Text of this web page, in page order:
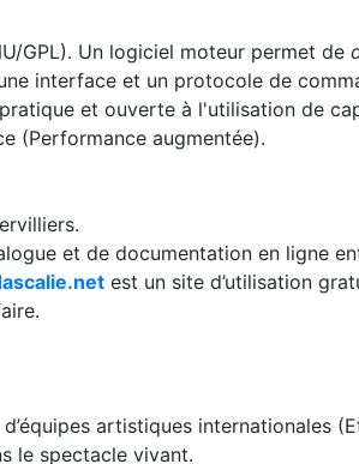
GPL). Un logiciel moteur permet de
interface et un protocole de
et ouverte à l'utilisation de
(Performance augmentée).
et de documentation en ligne
est un site d’utilisation
artistiques internationales
le spectacle vivant.